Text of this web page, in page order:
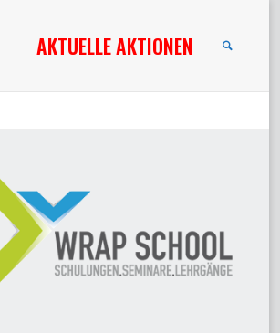
AKTUELLE AKTIONEN